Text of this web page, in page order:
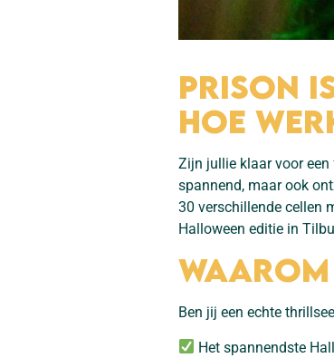
Prison
hoe
Zijn jullie klaar voor
spannend, maar ook
30 verschillende cellen
Halloween editie in
Ben jij een echte
Het spannendste